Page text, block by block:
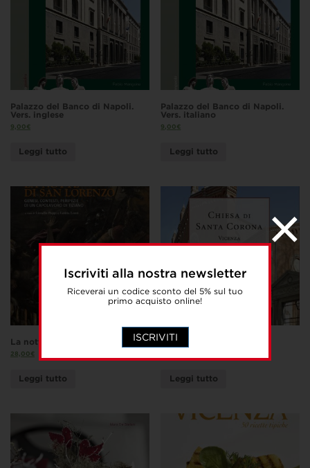
Iscriviti alla nostra newsletter
Riceverai un codice sconto del 5% sul tuo
primo acquisto online!
ISCRIVITI
Palazzo del Banco di Napoli.
Vers. inglese
9,00€
Leggi tutto
Palazzo del Banco di Napoli.
Vers. italiano
9,00€
Leggi tutto
La notte di san Lorenzo
28,00€
Leggi tutto
Chiesa di Santa Corona
Leggi tutto